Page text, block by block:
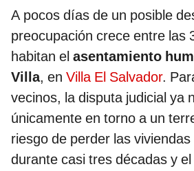
A pocos días de un posible
preocupación crece entre las
habitan el asentamiento
Villa, en Villa El Salvador.
vecinos, la disputa judicial ya
únicamente en torno a un
riesgo de perder las
durante casi tres décadas y